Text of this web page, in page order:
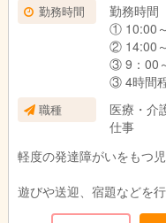
勤務時間
勤務時間
① 10:00
② 14:00
③ 9：00
③ 4時間
などな
パート・
時間も４
職種
医療・介
仕事
軽度の発達障がいをもつ
遊びや送迎、宿題などを行